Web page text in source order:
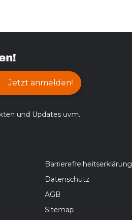
Jetzt anmelden!
und Updates uvm.
Barrierefreiheitserklärung
Datenschutz
AGB
Sitemap